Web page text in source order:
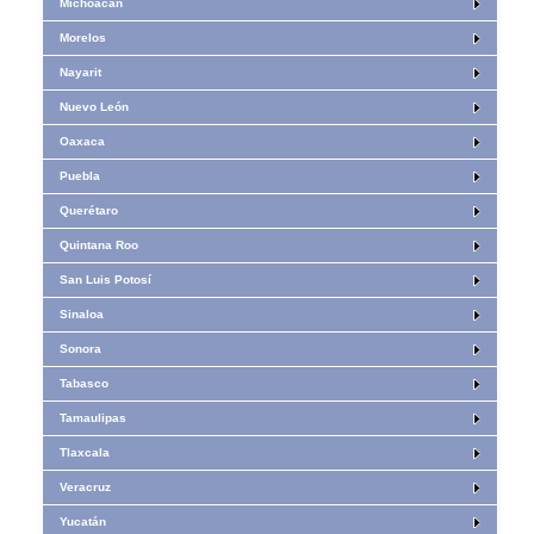
Michoacán
Morelos
Nayarit
Nuevo León
Oaxaca
Puebla
Querétaro
Quintana Roo
San Luis Potosí
Sinaloa
Sonora
Tabasco
Tamaulipas
Tlaxcala
Veracruz
Yucatán